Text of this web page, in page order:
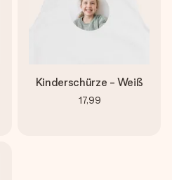
Kinderschürze - Weiß
17,99